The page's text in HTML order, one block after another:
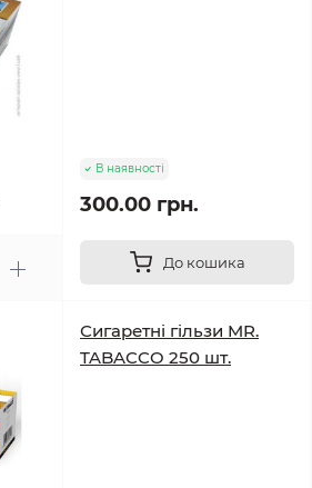
В наявності
300.00 грн.
До кошика
Сигаретні гільзи MR.
TABACCO 250 шт.